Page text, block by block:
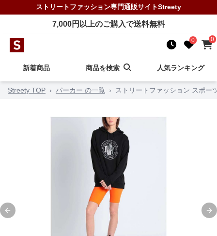
ストリートファッション専門通販サイトStreety
7,000円以上のご購入で送料無料
0 0
新着商品 商品を検索 人気ランキング
Streety TOP › パーカー の一覧 › ストリートファッション スポー
Previous slide